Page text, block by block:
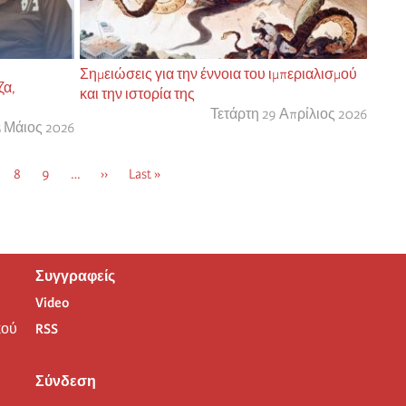
Μάιος 2026
Σημειώσεις για την έννοια του ιμπεριαλισμού
και την ιστορία της
Τετάρτη 29 Απρίλιος 2026
Σελίδα
8 Σελίδα
9 …
Next
››
Τελευταία
Last »
Συγγραφείς
Video
RSS
Σύνδεση